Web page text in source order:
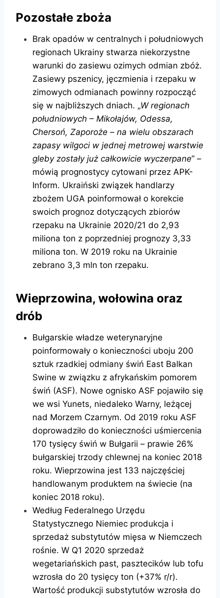
Pozostałe zboża
Brak opadów w centralnych i południowych
regionach Ukrainy stwarza niekorzystne
warunki do zasiewu ozimych odmian zbóż.
Zasiewy pszenicy, jęczmienia i rzepaku w
zimowych odmianach powinny rozpocząć
się w najbliższych dniach. „W regionach
południowych – Mikołajów, Odessa,
Chersoń, Zaporoże – na wielu obszarach
zapasy wilgoci w jednej metrowej warstwie
gleby zostały już całkowicie wyczerpane” –
mówią prognostycy cytowani przez APK-
Inform. Ukraiński związek handlarzy
zbożem UGA poinformował o korekcie
swoich prognoz dotyczących zbiorów
rzepaku na Ukrainie 2020/21 do 2,93
miliona ton z poprzedniej prognozy 3,33
miliona ton. W 2019 roku na Ukrainie
zebrano 3,3 mln ton rzepaku.
Wieprzowina, wołowina oraz
drób
Bułgarskie władze weterynaryjne
poinformowały o konieczności uboju 200
sztuk rzadkiej odmiany świń East Balkan
Swine w związku z afrykańskim pomorem
świń (ASF). Nowe ognisko ASF pojawiło się
we wsi Yunets, niedaleko Warny, leżącej
nad Morzem Czarnym. Od 2019 roku ASF
doprowadziło do konieczności uśmiercenia
170 tysięcy świń w Bułgarii – prawie 26%
bułgarskiej trzody chlewnej na koniec 2018
roku. Wieprzowina jest 133 najczęściej
handlowanym produktem na świecie (na
koniec 2018 roku).
Według Federalnego Urzędu
Statystycznego Niemiec produkcja i
sprzedaż substytutów mięsa w Niemczech
rośnie. W Q1 2020 sprzedaż
wegetariańskich past, pasztecików lub tofu
wzrosła do 20 tysięcy ton (+37% r/r).
Wartość produkcji substytutów wzrosła do